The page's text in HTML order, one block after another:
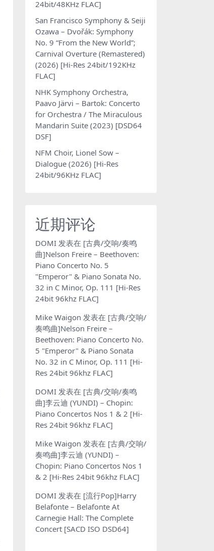
24bit/48KHz FLAC]
San Francisco Symphony & Seiji
Ozawa – Dvořák: Symphony
No. 9 “From the New World”;
Carnival Overture (Remastered)
(2026) [Hi-Res 24bit/192KHz
FLAC]
NHK Symphony Orchestra,
Paavo Järvi – Bartok: Concerto
for Orchestra / The Miraculous
Mandarin Suite (2023) [DSD64
DSF]
NFM Choir, Lionel Sow –
Dialogue (2026) [Hi-Res
24bit/96KHz FLAC]
近期评论
DOMI 发表在 [古典/交响/奏鸣
曲]Nelson Freire – Beethoven:
Piano Concerto No. 5
"Emperor" & Piano Sonata No.
32 in C Minor, Op. 111 [Hi-Res
24bit 96khz FLAC]
Mike Waigon 发表在 [古典/交响/
奏鸣曲]Nelson Freire –
Beethoven: Piano Concerto No.
5 "Emperor" & Piano Sonata
No. 32 in C Minor, Op. 111 [Hi-
Res 24bit 96khz FLAC]
DOMI 发表在 [古典/交响/奏鸣
曲]李云迪 (YUNDI) – Chopin:
Piano Concertos Nos 1 & 2 [Hi-
Res 24bit 96khz FLAC]
Mike Waigon 发表在 [古典/交响/
奏鸣曲]李云迪 (YUNDI) –
Chopin: Piano Concertos Nos 1
& 2 [Hi-Res 24bit 96khz FLAC]
DOMI 发表在 [流行Pop]Harry
Belafonte – Belafonte At
Carnegie Hall: The Complete
Concert [SACD ISO DSD64]